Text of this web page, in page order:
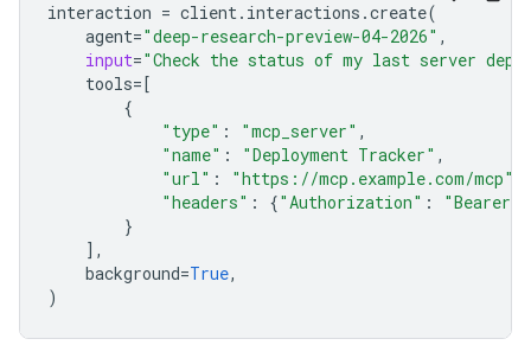
interaction = client. interactions .create(
agent="deep-research-preview-04-2026" ,
input="Check the status of my last server
tools=[
{
"type" : "mcp_server" ,
"name" : "Deployment Tracker" ,
"url" : "https://mcp.example.com/mcp"
"headers" : {"Authorization" :
"Bearer
}
],
background=True,
)